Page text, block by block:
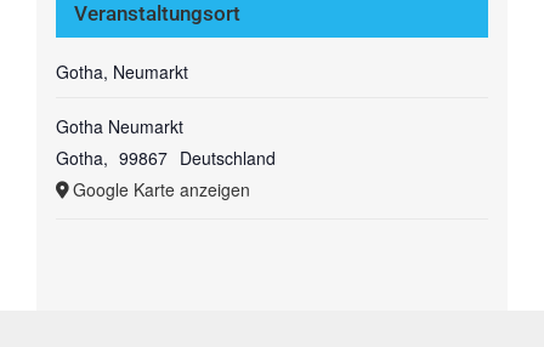
Veranstaltungsort
Gotha, Neumarkt
Gotha Neumarkt
Gotha, 99867 Deutschland
Google Karte anzeigen